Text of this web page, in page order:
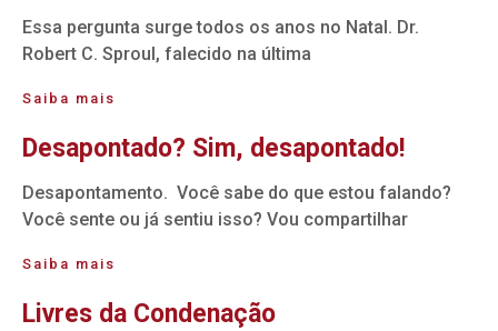
Essa pergunta surge todos os anos no Natal. Dr.
Robert C. Sproul, falecido na última
Saiba mais
Desapontado? Sim, desapontado!
Desapontamento. Você sabe do que estou falando?
Você sente ou já sentiu isso? Vou compartilhar
Saiba mais
Livres da Condenação